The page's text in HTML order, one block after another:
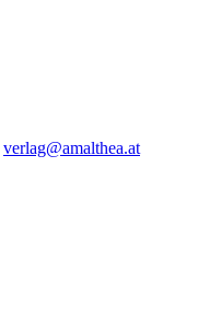
verlag@amalthea.at